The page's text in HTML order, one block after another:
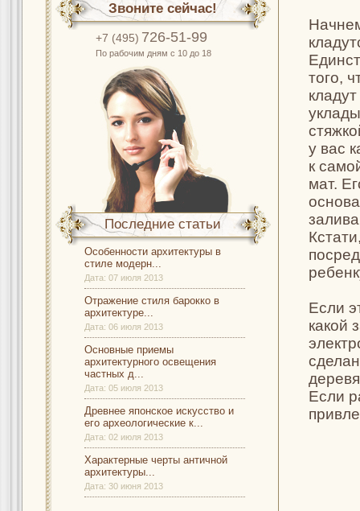
того,
у вас
к
мат.
Если
какой
Если
Звоните сейчас!
+7 (495) 726-51-99
По рабочим дням с 10 до 18
Последние статьи
Особенности архитектуры в
стиле модерн...
Дата: 07 июля 2013
Отражение стиля барокко в
архитектуре...
Дата: 06 июля 2013
Основные приемы
архитектурного освещения
частных д...
Дата: 05 июля 2013
Древнее японское искусство и
его археологические к...
Дата: 02 июля 2013
Характерные черты античной
архитектуры...
Дата: 30 июня 2013